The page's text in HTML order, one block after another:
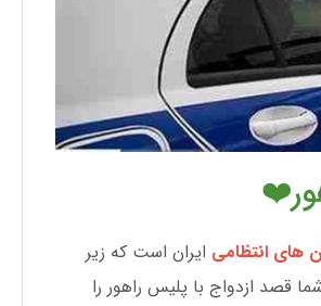
های انتظامی ایران است که زیر
قصد ازدواج با پلیس راهور را